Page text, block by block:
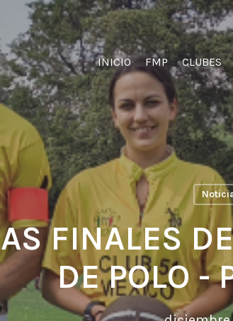
INICIO FMP CLUBES
FINALES
DE POLO -